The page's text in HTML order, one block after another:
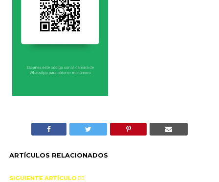
ARTÍCULOS RELACIONADOS
SIGUIENTE ARTÍCULO 👈🏻